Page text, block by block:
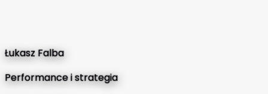
Łukasz Falba
Performance i strategia